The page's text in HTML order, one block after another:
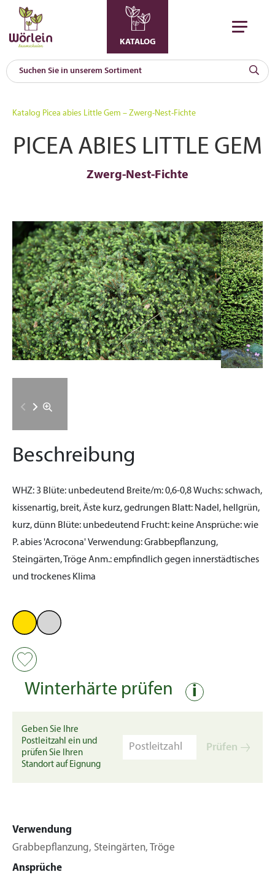
KATALOG
Katalog Picea abies Little Gem – Zwerg-Nest-Fichte
PICEA ABIES LITTLE GEM
Zwerg-Nest-Fichte
Beschreibung
WHZ:3 Blüte: unbedeutend Breite/m:0,6-0,8Wuchs:schwach,
kissenartig, breit, Äste kurz, gedrungen Blatt: Nadel, hellgrün,
kurz, dünn Blüte: unbedeutend Frucht: keineAnsprüche:wie
P. abies 'Acrocona'Verwendung:Grabbepflanzung,
Steingärten, TrögeAnm.:empfindlich gegen innerstädtisches
und trockenes Klima
Winterhärte prüfen i
Geben Sie Ihre
Postleitzahl ein und
prüfen Sie Ihren
Standort auf Eignung
Prüfen
Verwendung
Grabbepflanzung, Steingärten, Tröge
Ansprüche